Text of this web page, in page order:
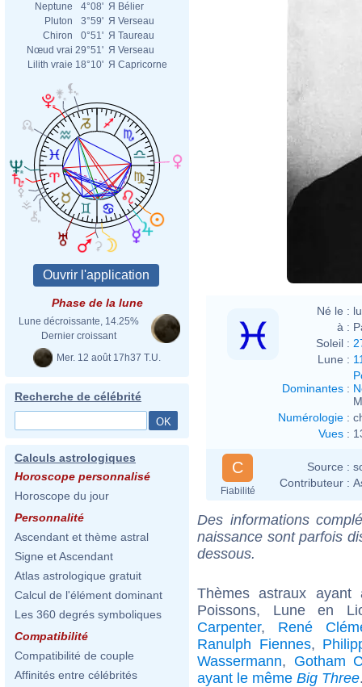
Neptune
4°08' Я Bélier
Pluton
3°59' Я Verseau
Chiron
0°51' Я Taureau
Nœud vrai 29°51' Я Verseau
Lilith vraie 18°10' Я Capricorne
Phase de la lune
Lune décroissante, 14.25%
Dernier croissant
Mer. 12 août 17h37 T.U.
Recherche de célébrité
Calculs astrologiques
Horoscope personnalisé
Horoscope du jour
Personnalité
Ascendant et thème astral
Signe et Ascendant
Atlas astrologique gratuit
Calcul de l'élément dominant
Les 360 degrés symboliques
Compatibilité
Compatibilité de couple
Affinités entre célébrités
Né le :
à :
Soleil :
Lune :
Dominantes :
Numérologie :
Vues :
C
Fiabilité
Source :
Contributeur :
Des informations
naissance sont parfois
dessous.
Thèmes astraux
Poissons, Lune en
Carpenter, René
Ranulph Fiennes,
Wassermann, Gotham
ayant le même Big Three